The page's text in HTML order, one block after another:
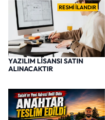
RESMİ İLANDIR
YAZILIM LİSANSI SATIN
ALINACAKTIR